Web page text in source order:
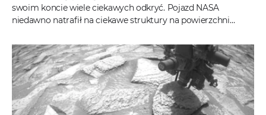
swoim koncie wiele ciekawych odkryć. Pojazd NASA
niedawno natrafił na ciekawe struktury na powierzchni